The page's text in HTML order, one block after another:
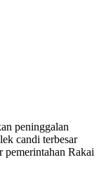
peninggalan
candi terbesar
pemerintahan Rakai